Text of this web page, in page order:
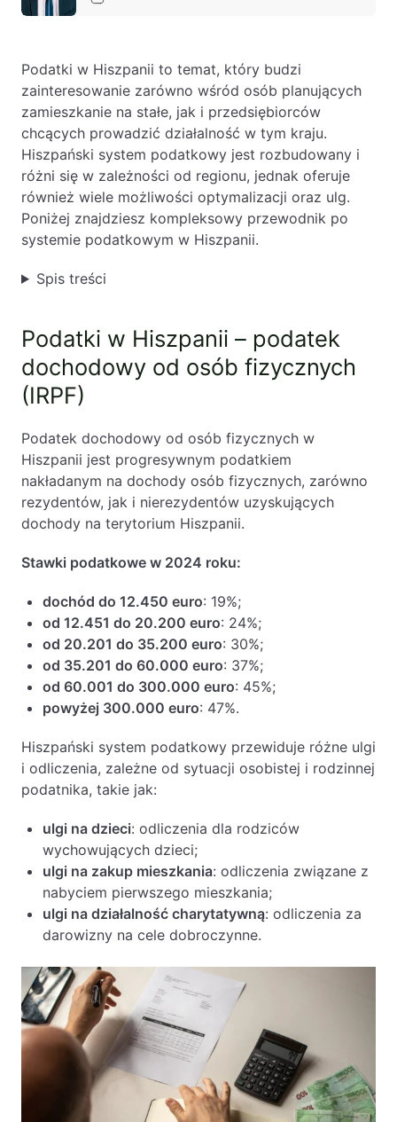
Baza wiedzy
Doradztwo sukcesyjne
Ochrona majątku
Planowanie podatkowe
Restrukturyzacje
Spółki zagraniczne – wsparcie
przedsiębiorców poza granicami RP
Obsługa korporacyjna
Bieżące doradztwo prawne dla spółek z
branży IT
Doradztwo podatkowe
Modelowanie i optymalizacja działalności IT
Przekształcenia spółek
Przygotowywanie umów w obrocie
międzynarodowym
Rejestracja spółek prawa handlowego
Legalizacja pobytu i pracy cudzoziemców
Księgowość
Kontakt
Podatki w Hiszpanii to temat, który budzi
zainteresowanie zarówno wśród osób planujących
zamieszkanie na stałe, jak i przedsiębiorców
chcących prowadzić działalność w tym kraju.
Hiszpański system podatkowy jest rozbudowany i
różni się w zależności od regionu, jednak oferuje
również wiele możliwości optymalizacji oraz ulg.
Poniżej znajdziesz kompleksowy przewodnik po
systemie podatkowym w Hiszpanii.
Spis treści
Podatki w Hiszpanii – podatek
dochodowy od osób fizycznych
(IRPF)
Podatek dochodowy od osób fizycznych w
Hiszpanii jest progresywnym podatkiem
nakładanym na dochody osób fizycznych, zarówno
rezydentów, jak i nierezydentów uzyskujących
dochody na terytorium Hiszpanii.
Stawki podatkowe w 2024 roku:
dochód do 12.450 euro: 19%;
od 12.451 do 20.200 euro: 24%;
od 20.201 do 35.200 euro: 30%;
od 35.201 do 60.000 euro: 37%;
od 60.001 do 300.000 euro: 45%;
powyżej 300.000 euro: 47%.
Hiszpański system podatkowy przewiduje różne ulgi
i odliczenia, zależne od sytuacji osobistej i rodzinnej
podatnika, takie jak:
ulgi na dzieci: odliczenia dla rodziców
wychowujących dzieci;
ulgi na zakup mieszkania: odliczenia związane z
nabyciem pierwszego mieszkania;
ulgi na działalność charytatywną: odliczenia za
darowizny na cele dobroczynne.